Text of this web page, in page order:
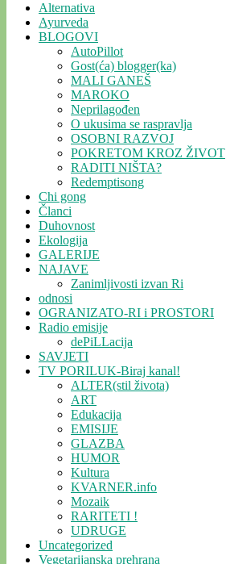
Alternativa
Ayurveda
BLOGOVI
AutoPillot
Gost(ća) blogger(ka)
MALI GANEŠ
MAROKO
Neprilagođen
O ukusima se raspravlja
OSOBNI RAZVOJ
POKRETOM KROZ ŽIVOT
RADITI NIŠTA?
Redemptisong
Chi gong
Članci
Duhovnost
Ekologija
GALERIJE
NAJAVE
Zanimljivosti izvan Ri
odnosi
OGRANIZATO-RI i PROSTORI
Radio emisije
dePiLLacija
SAVJETI
TV PORILUK-Biraj kanal!
ALTER(stil života)
ART
Edukacija
EMISIJE
GLAZBA
HUMOR
Kultura
KVARNER.info
Mozaik
RARITETI !
UDRUGE
Uncategorized
Vegetarijanska prehrana